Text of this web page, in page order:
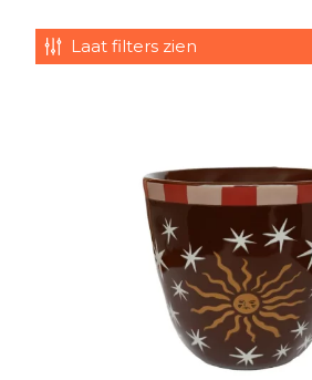
Laat filters zien